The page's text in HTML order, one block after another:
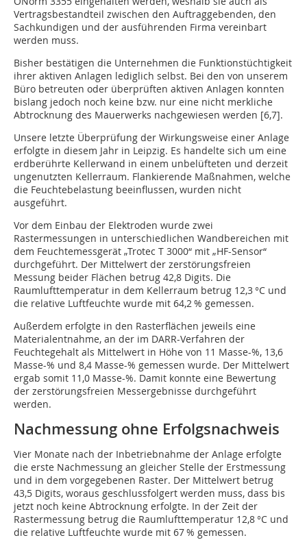
Vertragsbestandteil zwischen den Auftraggebenden, den
Sachkundigen und der ausführenden Firma vereinbart
werden muss.
Bisher bestätigen die Unternehmen die Funktionstüchtigkeit
ihrer aktiven Anlagen lediglich selbst. Bei den von unserem
Büro betreuten oder überprüften aktiven Anlagen konnten
bislang jedoch noch keine bzw. nur eine nicht merkliche
Abtrocknung des Mauerwerks nachgewiesen werden [6,7].
Unsere letzte Überprüfung der Wirkungsweise einer Anlage
erfolgte in diesem Jahr in Leipzig. Es handelte sich um eine
erdberührte Kellerwand in einem unbelüfteten und derzeit
ungenutzten Kellerraum. Flankierende Maßnahmen, welche
die Feuchtebelastung beeinflussen, wurden nicht
ausgeführt.
Vor dem Einbau der Elektroden wurde zwei
Rastermessungen in unterschiedlichen Wandbereichen mit
dem Feuchtemessgerät „Trotec T 3000“ mit „HF-Sensor“
durchgeführt. Der Mittelwert der zerstörungsfreien
Messung beider Flächen betrug 42,8 Digits. Die
Raumlufttemperatur in dem Kellerraum betrug 12,3 °C und
die relative Luftfeuchte wurde mit 64,2 % gemessen.
Außerdem erfolgte in den Rasterflächen jeweils eine
Materialentnahme, an der im DARR-Verfahren der
Feuchtegehalt als Mittelwert in Höhe von 11 Masse-%, 13,6
Masse-% und 8,4 Masse-% gemessen wurde. Der Mittelwert
ergab somit 11,0 Masse-%. Damit konnte eine Bewertung
der zerstörungsfreien Messergebnisse durchgeführt
werden.
Nachmessung ohne Erfolgsnachweis
Vier Monate nach der Inbetriebnahme der Anlage erfolgte
die erste Nachmessung an gleicher Stelle der Erstmessung
und in dem vorgegebenen Raster. Der Mittelwert betrug
43,5 Digits, woraus geschlussfolgert werden muss, dass bis
jetzt noch keine Abtrocknung erfolgte. In der Zeit der
Rastermessung betrug die Raumlufttemperatur 12,8 °C und
die relative Luftfeuchte wurde mit 67 % gemessen.